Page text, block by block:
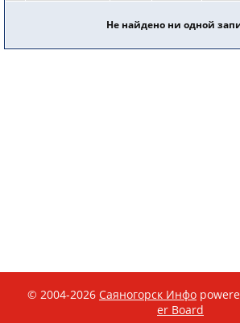
Не найдено ни одной
© 2004-2026 Саяногорск Инфо
er Board